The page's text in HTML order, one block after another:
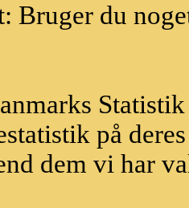
Bruger du
på
dem vi har